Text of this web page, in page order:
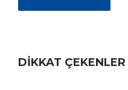
DİKKAT ÇEKENLER